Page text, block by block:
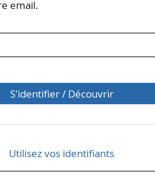
email.
S'identifier / Découvrir
Utilisez vos identifiants